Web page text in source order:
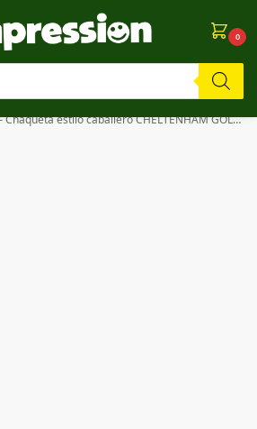
0
pruebas. Si algo falla, ¡Perdón!⚠️
estilo caballero CHELTENHAM GOLD JACKET